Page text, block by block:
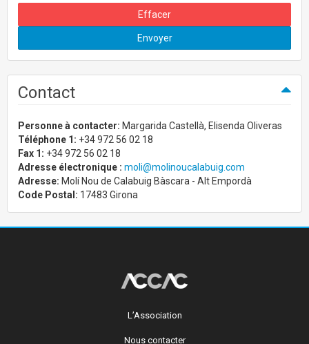
Effacer
Envoyer
Contact
Personne à contacter: Margarida Castellà, Elisenda Oliveras
Téléphone 1: +34 972 56 02 18
Fax 1: +34 972 56 02 18
Adresse électronique : moli@molinoucalabuig.com
Adresse: Molí Nou de Calabuig Bàscara - Alt Empordà
Code Postal: 17483 Girona
L’Association
Nous contacter